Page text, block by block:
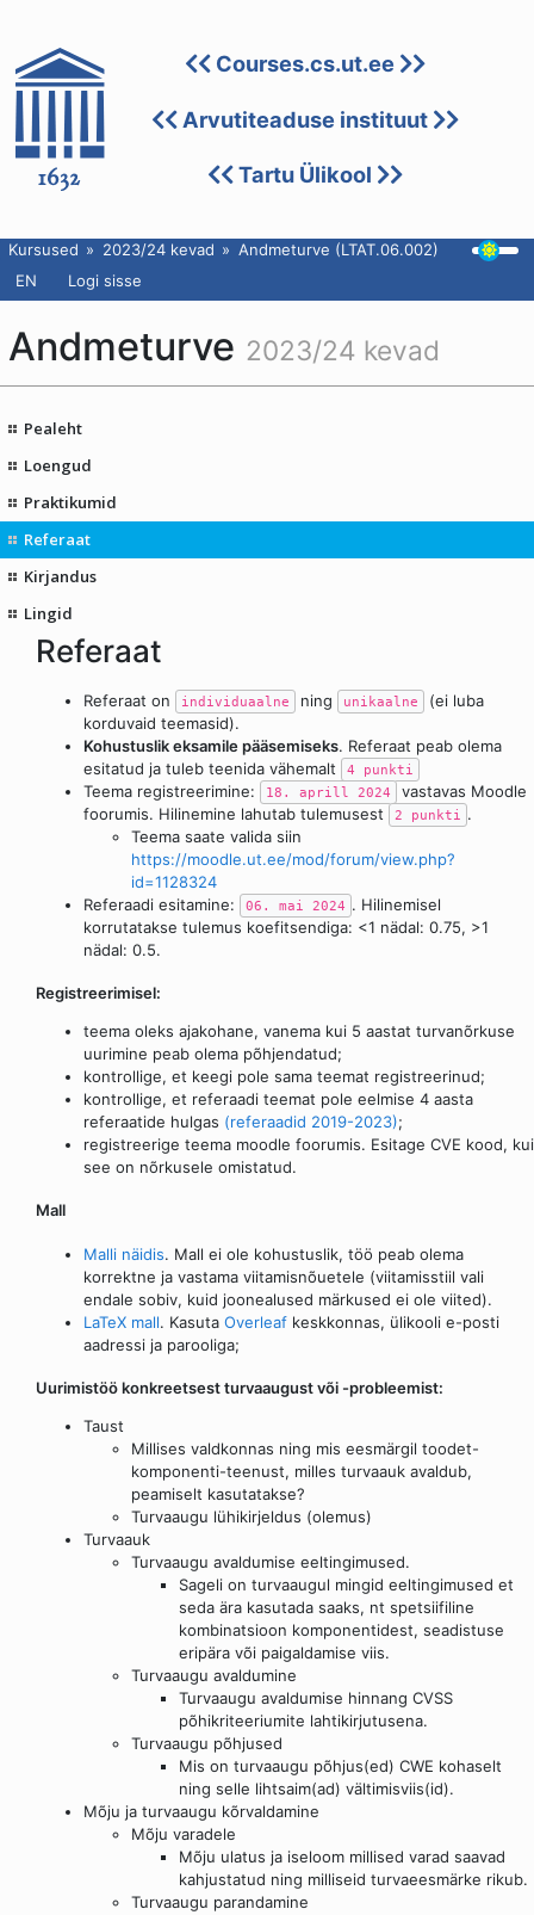
Courses.cs.ut.ee
Arvutiteaduse instituut
Tartu Ülikool
Kursused 2023/24 kevad
Andmeturve (LTAT.06.002)
EN
Logi sisse
Andmeturve 2023/24 kevad
Pealeht
Loengud
Praktikumid
Referaat
Kirjandus
Lingid
Referaat
Referaat on individuaalne ning unikaalne
(ei luba
korduvaid teemasid).
Kohustuslik eksamile pääsemiseks. Referaat peab olema
esitatud ja tuleb teenida vähemalt
4 punkti
Teema registreerimine: 18. aprill 2024
vastavas Moodle
foorumis. Hilinemine lahutab tulemusest
2 punkti
.
Teema saate valida siin
https://moodle.ut.ee/mod/forum/view.php?
id=1128324
Referaadi esitamine:
06. mai 2024 . Hilinemisel
korrutatakse tulemus koefitsendiga: <1 nädal: 0.75, >1
nädal: 0.5.
Registreerimisel:
teema oleks ajakohane, vanema kui 5 aastat turvanõrkuse
uurimine peab olema põhjendatud;
kontrollige, et keegi pole sama teemat registreerinud;
kontrollige, et referaadi teemat pole eelmise 4 aasta
referaatide hulgas (referaadid 2019-2023);
registreerige teema moodle foorumis. Esitage CVE kood, kui
see on nõrkusele omistatud.
Mall
Malli näidis. Mall ei ole kohustuslik, töö peab olema
korrektne ja vastama viitamisnõuetele (viitamisstiil vali
endale sobiv, kuid joonealused märkused ei ole viited).
LaTeX mall. Kasuta Overleaf keskkonnas, ülikooli e-posti
aadressi ja parooliga;
Uurimistöö konkreetsest turvaaugust või -probleemist:
Taust
Millises valdkonnas ning mis eesmärgil toodet-
komponenti-teenust, milles turvaauk avaldub,
peamiselt kasutatakse?
Turvaaugu lühikirjeldus (olemus)
Turvaauk
Turvaaugu avaldumise eeltingimused.
Sageli on turvaaugul mingid eeltingimused et
seda ära kasutada saaks, nt spetsiifiline
kombinatsioon komponentidest, seadistuse
eripära või paigaldamise viis.
Turvaaugu avaldumine
Turvaaugu avaldumise hinnang CVSS
põhikriteeriumite lahtikirjutusena.
Turvaaugu põhjused
Mis on turvaaugu põhjus(ed) CWE kohaselt
ning selle lihtsaim(ad) vältimisviis(id).
Mõju ja turvaaugu kõrvaldamine
Mõju varadele
Mõju ulatus ja iseloom millised varad saavad
kahjustatud ning milliseid turvaeesmärke rikub.
Turvaaugu parandamine